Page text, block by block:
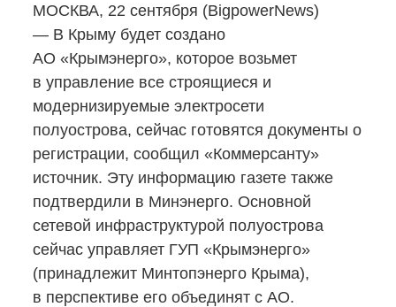
МОСКВА, 22 сентября (BigpowerNews)
— В Крыму будет создано
АО «Крымэнерго», которое возьмет
в управление все строящиеся и
модернизируемые электросети
полуострова, сейчас готовятся документы о
регистрации, сообщил «Коммерсанту»
источник. Эту информацию газете также
подтвердили в Минэнерго. Основной
сетевой инфраструктурой полуострова
сейчас управляет ГУП «Крымэнерго»
(принадлежит Минтопэнерго Крыма),
в перспективе его объединят с АО.